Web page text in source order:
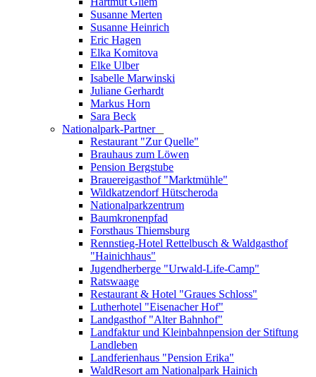
Susanne Merten
Susanne Heinrich
Eric Hagen
Elka Komitova
Elke Ulber
Isabelle Marwinski
Juliane Gerhardt
Markus Horn
Sara Beck
Nationalpark-Partner
Restaurant "Zur Quelle"
Brauhaus zum Löwen
Pension Bergstube
Brauereigasthof "Marktmühle"
Wildkatzendorf Hütscheroda
Nationalparkzentrum
Baumkronenpfad
Forsthaus Thiemsburg
Rennstieg-Hotel Rettelbusch & Waldgasthof
"Hainichhaus"
Jugendherberge "Urwald-Life-Camp"
Ratswaage
Restaurant & Hotel "Graues Schloss"
Lutherhotel "Eisenacher Hof"
Landgasthof "Alter Bahnhof"
Landfaktur und Kleinbahnpension der Stiftung
Landleben
Landferienhaus "Pension Erika"
WaldResort am Nationalpark Hainich